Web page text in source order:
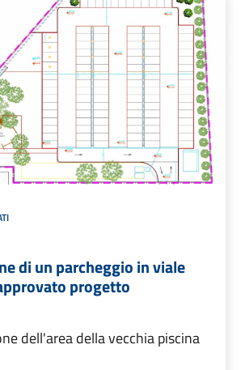
di un parcheggio in viale
progetto
dell'area della vecchia piscina